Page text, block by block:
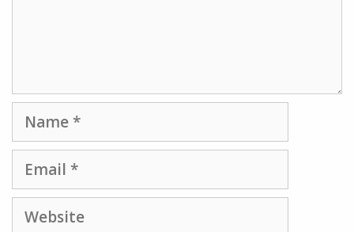
Name
Email
Website